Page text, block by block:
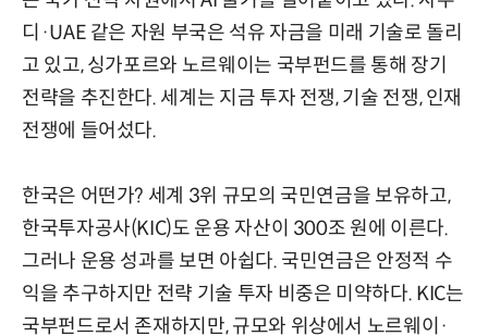
디·UAE 같은 자원 부국은 석유 자금을 미래 기술로 돌리
고 있고, 싱가포르와 노르웨이는 국부펀드를 통해 장기
전략을 추진한다. 세계는 지금 투자 전쟁, 기술 전쟁, 인재
전쟁에 들어섰다.
한국은 어떤가? 세계 3위 규모의 국민연금을 보유하고,
한국투자공사(KIC)도 운용 자산이 300조 원에 이른다.
그러나 운용 성과를 보면 아쉽다. 국민연금은 안정적 수
익을 추구하지만 전략 기술 투자 비중은 미약하다. KIC는
국부펀드로서 존재하지만, 규모와 위상에서 노르웨이·